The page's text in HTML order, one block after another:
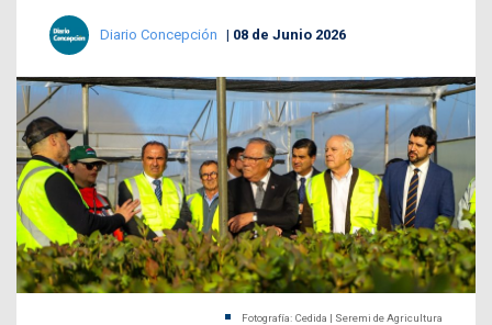
Diario Concepción 08 de Junio 2026
Fotografía: Cedida | Seremi de Agricultura